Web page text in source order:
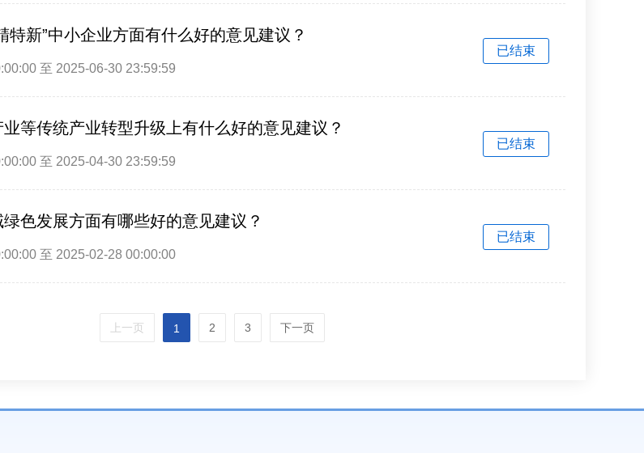
特新”中小企业方面有什么好的意见建议？
至 2025-06-30 23:59:59
已结束
等传统产业转型升级上有什么好的意见建议？
至 2025-04-30 23:59:59
已结束
色发展方面有哪些好的意见建议？
至 2025-02-28 00:00:00
已结束
上一页 1 2 3 下一页